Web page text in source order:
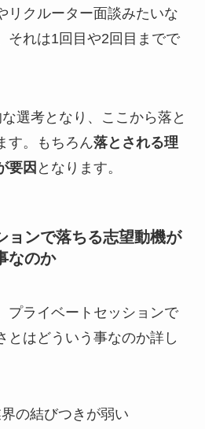
リクルーター面談みたいな
それは1回目や2回目までで
選考となり、ここから落と
す。もちろん落とされる理
要因 となります。
ョンで落ちる志望動機が
なのか
プライベートセッションで
とはどういう事なのか詳し
の結びつきが弱い